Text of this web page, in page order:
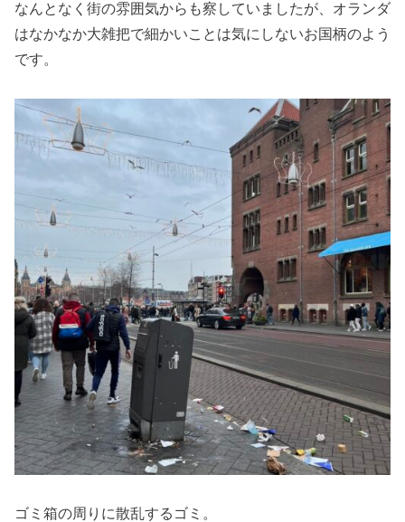
なんとなく街の雰囲気からも察していましたが、オランダ
はなかなか大雑把で細かいことは気にしないお国柄のよう
です。
ゴミ箱の周りに散乱するゴミ。